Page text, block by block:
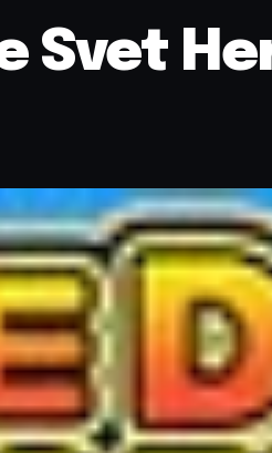
Svet